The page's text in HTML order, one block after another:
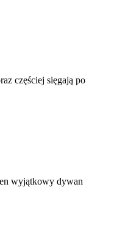
częściej sięgają po
wyjątkowy dywan